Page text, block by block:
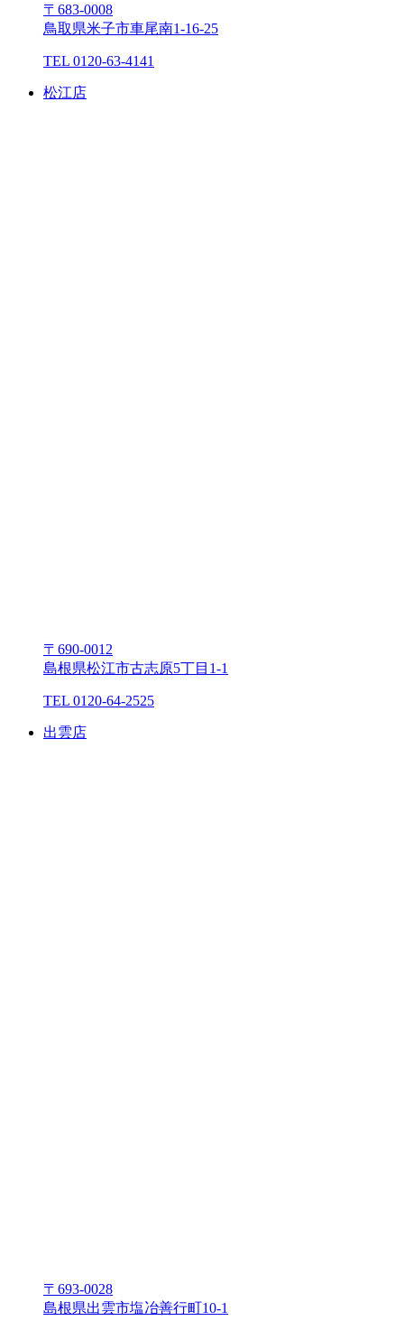
〒683-0008
⿃取県⽶⼦市⾞尾南1-16-25
TEL 0120-63-4141
松江店
〒690-0012
島根県松江市古志原5丁⽬1-1
TEL 0120-64-2525
出雲店
〒693-0028
島根県出雲市塩冶善⾏町10-1